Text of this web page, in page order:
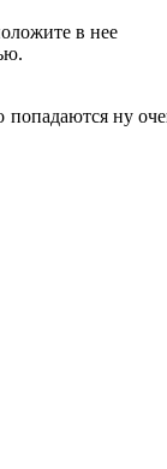
в нее
ну